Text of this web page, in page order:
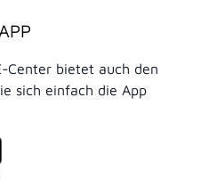
Center bietet auch den
sich einfach die App